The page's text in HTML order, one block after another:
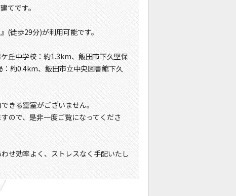
てです。
(徒歩29分)が利用可能です。
丘中学校：約1.3km、飯田市下久堅保
約0.4km、飯田市立中央図書館下久
きる空室がございません。
ので、是非一度ご覧になってくださ
せ効率よく、ストレスなく手配いたし